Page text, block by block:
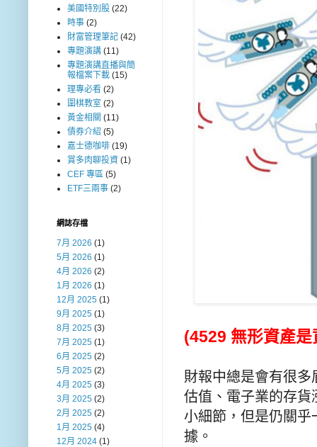
(4529 無形資產
財報中總是會有很多
估值 、 電子業的存貨
小細節，但是仍關乎
據。
美國特別股 (22)
時事 (2)
財富管理筆記 (42)
專題演講 (11)
專題演講直播與簡
報檔案下載 (15)
理專必看 (2)
圍棋教室 (2)
黃金相關 (11)
債券介紹 (5)
嘉士德咖啡 (19)
賞多肉聊投資 (1)
CEF 專區 (5)
ETF三兩事 (2)
網誌存檔
7月 2026 (1)
5月 2026 (1)
4月 2026 (2)
1月 2026 (1)
12月 2025 (1)
9月 2025 (1)
8月 2025 (3)
7月 2025 (1)
6月 2025 (2)
5月 2025 (2)
4月 2025 (3)
3月 2025 (2)
2月 2025 (2)
1月 2025 (4)
12月 2024 (1)